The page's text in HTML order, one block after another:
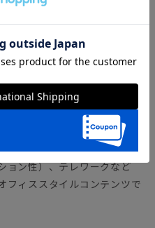
とで高級感を保ちながら耐久
ル生地は、幅広いシーズンに
で簡単にお洗濯が可能です。
（コミューテッ
ョン性）、テレワークなど
フィススタイルコンテンツで